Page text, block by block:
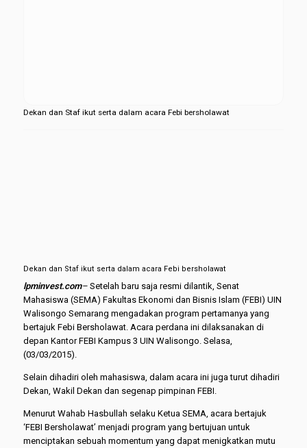
Dekan dan Staf ikut serta dalam acara Febi bersholawat
Dekan dan Staf ikut serta dalam acara Febi bersholawat
lpminvest.com– Setelah baru saja resmi dilantik, Senat
Mahasiswa (SEMA) Fakultas Ekonomi dan Bisnis Islam (FEBI) UIN
Walisongo Semarang mengadakan program pertamanya yang
bertajuk Febi Bersholawat. Acara perdana ini dilaksanakan di
depan Kantor FEBI Kampus 3 UIN Walisongo. Selasa,
(03/03/2015).
Selain dihadiri oleh mahasiswa, dalam acara ini juga turut dihadiri
Dekan, Wakil Dekan dan segenap pimpinan FEBI.
Menurut Wahab Hasbullah selaku Ketua SEMA, acara bertajuk
‘FEBI Bersholawat’ menjadi program yang bertujuan untuk
menciptakan sebuah momentum yang dapat menigkatkan mutu